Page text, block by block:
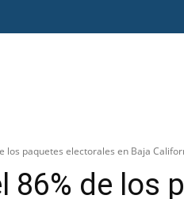
los paquetes electorales en Baja
86% de los